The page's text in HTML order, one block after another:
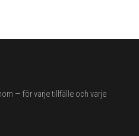
— för varje tillfälle och varje